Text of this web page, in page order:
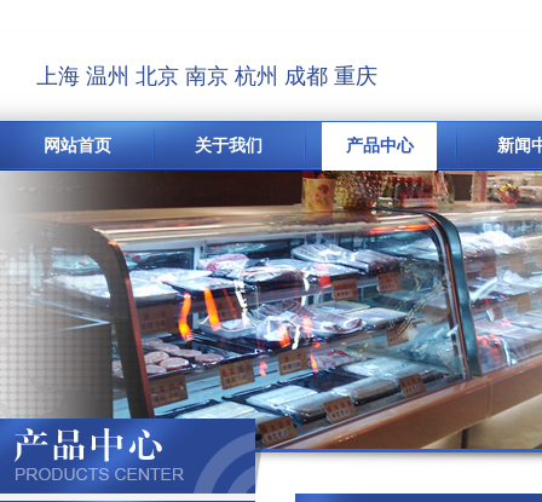
上海 温州 北京 南京 杭州 成都 重庆
网站首页 关于我们 产品中心 新闻